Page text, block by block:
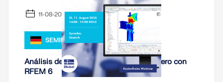
11-08-2026
SEMINARIO WEB
Análisis de rigidez de conexiones de acero con
RFEM 6